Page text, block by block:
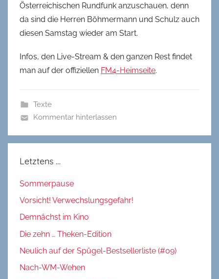
Österreichischen Rundfunk anzuschauen, denn
da sind die Herren Böhmermann und Schulz auch
diesen Samstag wieder am Start.
Infos, den Live-Stream & den ganzen Rest findet
man auf der offiziellen FM4-Heimseite.
Texte
Kommentar hinterlassen
Letztens …
Sommerpause
Vorsicht! Verwechslungsgefahr!
Demnächst im Kino
Die zehn … Theken-Edition
Neulich auf der Spügel-Bestsellerliste (#09)
Nach-WM-Wehen